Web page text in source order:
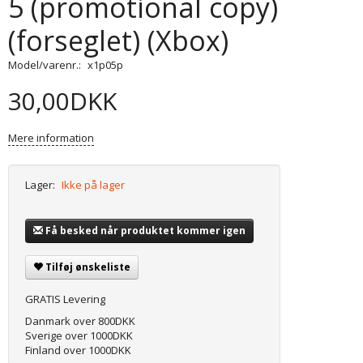
5 (promotional copy)
(forseglet) (Xbox)
Model/varenr.: x1p05p
30,00DKK
Mere information
Lager: Ikke på lager
Få besked når produktet kommer igen
Tilføj ønskeliste
GRATIS Levering
Danmark over 800DKK
Sverige over 1000DKK
Finland over 1000DKK